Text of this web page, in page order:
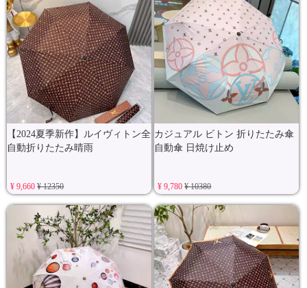
【2024夏季新作】ルイヴィトン全
自動折りたたみ晴雨
¥ 9,660¥ 12350
カジュアル ビトン 折りたたみ傘
自動傘 日焼け止め
¥ 9,780¥ 10380